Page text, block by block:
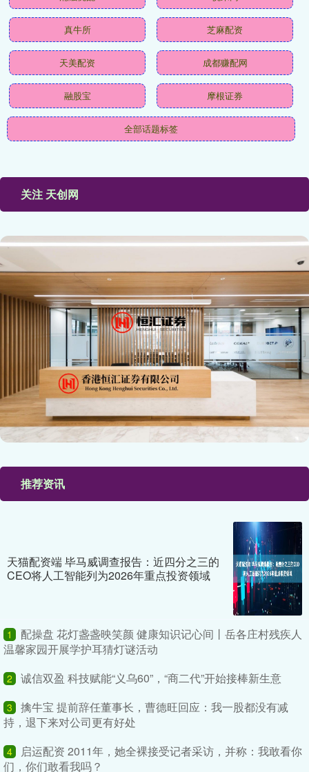
真牛所 芝麻配资
天美配资 成都赚配网
融股宝 摩根证券
全部话题标签
关注 天创网
推荐资讯
天猫配资端 毕马威调查报告：近四分之三的
CEO将人工智能列为2026年重点投资领域
1
配操盘 花灯盏盏映笑颜 健康知识记心间丨岳各庄村残疾人
温馨家园开展学护耳猜灯谜活动
2 诚信双盈 科技赋能“义乌60”，“商二代”开始接棒新生意
3
擒牛宝 提前辞任董事长，曹德旺回应：我一股都没有减
持，退下来对公司更有好处
4
启运配资 2011年，她全裸接受记者采访，并称：我敢看你
们，你们敢看我吗？